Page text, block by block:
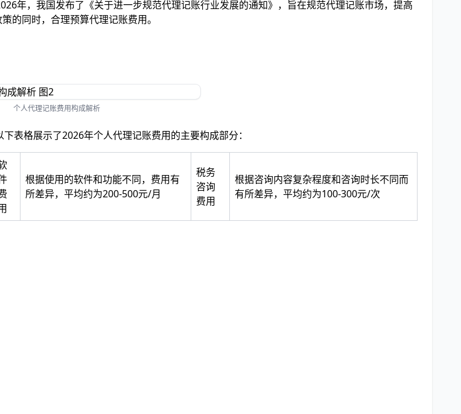
年，我国发布了《关于进一步规范代理记账行业发展的通知》，旨在规范代理记账市场，提高
的同时，合理预算代理记账费用。
个人代理记账费用构成解析
表格展示了2026年个人代理记账费用的主要构成部分：
根据使用的软件和功能不同，费用有
所差异，平均约为200-500元/月
税务
咨询
费用
根据咨询内容复杂程度和咨询时长不同而
有所差异，平均约为100-300元/次